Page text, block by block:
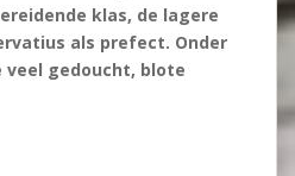
klas, de lagere
als prefect. Onder
veel gedoucht, blote